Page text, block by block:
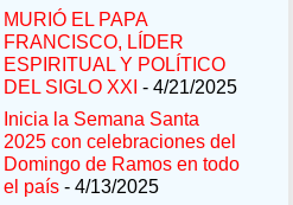
MURIÓ EL PAPA
FRANCISCO, LÍDER
ESPIRITUAL Y POLÍTICO
DEL SIGLO XXI - 4/21/2025
Inicia la Semana Santa
2025 con celebraciones del
Domingo de Ramos en todo
el país - 4/13/2025